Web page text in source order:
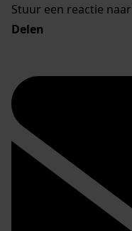
Stuur een reactie
Delen